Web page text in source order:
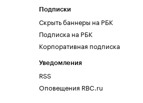
Подписки
Скрыть баннеры на РБК
Подписка на РБК
Корпоративная подписка
Уведомления
RSS
Оповещения RBC.ru